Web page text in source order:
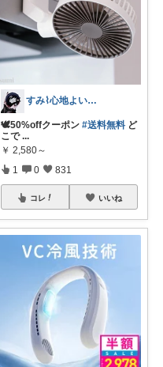
すみ⌇心地よい暮らし🐈♡
🕊50%offクーポン #送料無料 ど
こで ...
￥ 2,580～
1 0 831
コレ いいね